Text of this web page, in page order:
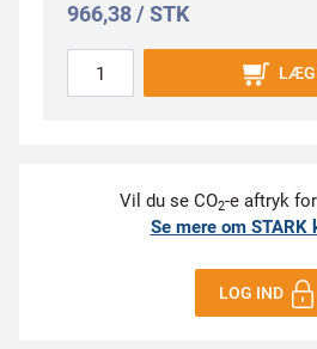
966,38 / STK
LÆG
Vil du se CO2-e aftryk
Se mere om STARK
LOG IND